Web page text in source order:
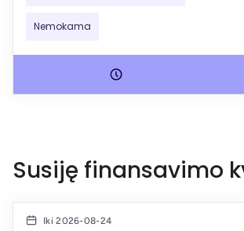
Nemokama
Susiję finansavimo
Iki 2026-08-24